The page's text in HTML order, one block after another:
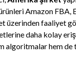
Amazon
faaliyet
daha kolay
hem de